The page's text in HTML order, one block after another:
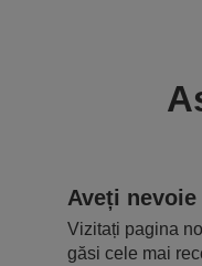
Aveți
Vizitați pagina
găsi cele mai